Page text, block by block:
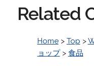
Related
Home> Top >
ョップ> 食品